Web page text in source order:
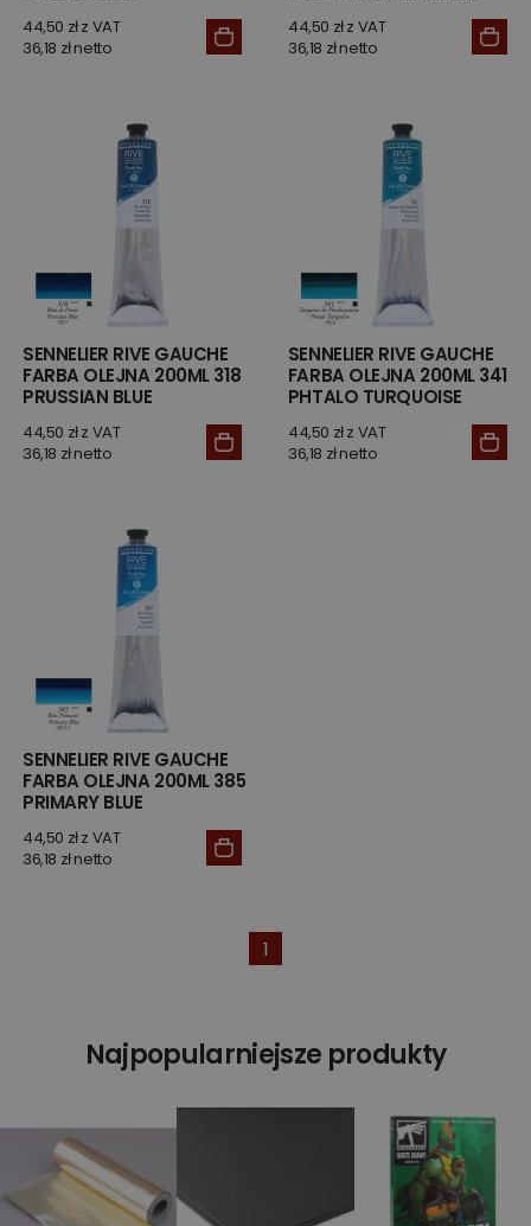
44,50 zł z VAT
36,18 zł netto
44,50 zł z VAT
36,18 zł netto
SENNELIER RIVE GAUCHE
FARBA OLEJNA 200ML 318
PRUSSIAN BLUE
44,50 zł z VAT
36,18 zł netto
SENNELIER RIVE GAUCHE
FARBA OLEJNA 200ML 341
PHTALO TURQUOISE
44,50 zł z VAT
36,18 zł netto
SENNELIER RIVE GAUCHE
FARBA OLEJNA 200ML 385
PRIMARY BLUE
44,50 zł z VAT
36,18 zł netto
1
Najpopularniejsze produkty